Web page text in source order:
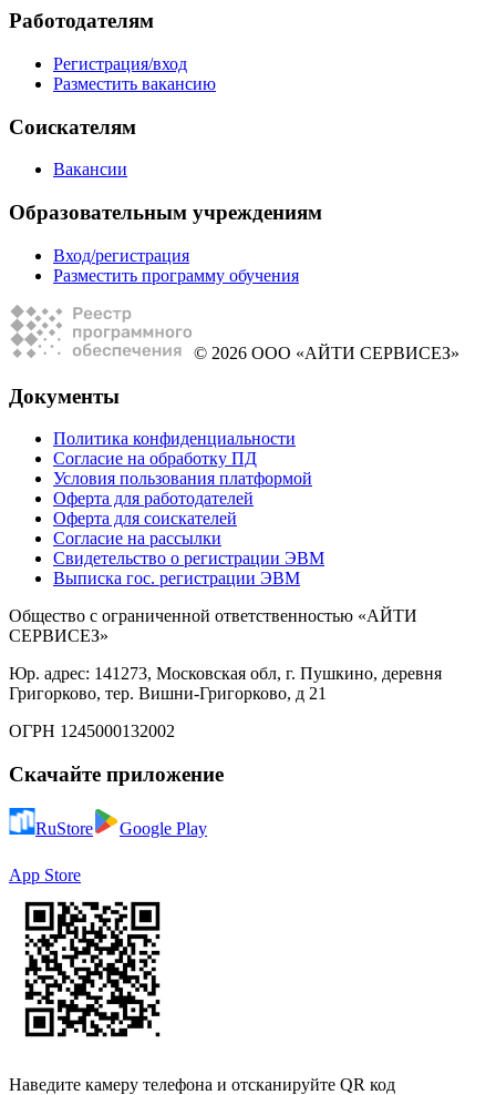
Работодателям
Регистрация/вход
Разместить вакансию
Соискателям
Вакансии
Образовательным учреждениям
Вход/регистрация
Разместить программу обучения
© 2026 ООО «АЙТИ СЕРВИСЕЗ»
Документы
Политика конфиденциальности
Согласие на обработку ПД
Условия пользования платформой
Оферта для работодателей
Оферта для соискателей
Согласие на рассылки
Свидетельство о регистрации ЭВМ
Выписка гос. регистрации ЭВМ
Общество с ограниченной ответственностью «АЙТИ
СЕРВИСЕЗ»
Юр. адрес: 141273, Московская обл, г. Пушкино, деревня
Григорково, тер. Вишни-Григорково, д 21
ОГРН 1245000132002
Скачайте приложение
RuStore Google Play
App Store
Наведите камеру телефона и отсканируйте QR код